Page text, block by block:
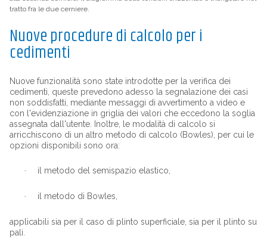
tratto fra le due cerniere.
Nuove procedure di calcolo per i
cedimenti
Nuove funzionalità sono state introdotte per la verifica dei
cedimenti, queste prevedono adesso la segnalazione dei casi
non soddisfatti, mediante messaggi di avvertimento a video e
con l'evidenziazione in griglia dei valori che eccedono la soglia
assegnata dall'utente. Inoltre, le modalità di calcolo si
arricchiscono di un altro metodo di calcolo (Bowles), per cui le
opzioni disponibili sono ora:
· il metodo del semispazio elastico,
· il metodo di Bowles,
applicabili sia per il caso di plinto superficiale, sia per il plinto su
pali.